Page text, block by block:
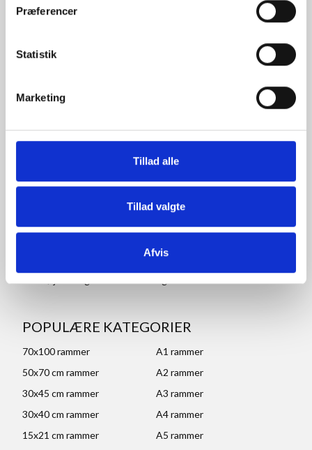
Præferencer
Statistik
Marketing
Tillad alle
Tillad valgte
Afvis
Ove Jensens Allé 31
Tlf: +45 77 34 11 00
Åbningstider for kontor
Lørdag, søndag og helligdage: Lukket
POPULÆRE KATEGORIER
70x100 rammer
A1 rammer
50x70 cm rammer
A2 rammer
30x45 cm rammer
A3 rammer
30x40 cm rammer
A4 rammer
15x21 cm rammer
A5 rammer